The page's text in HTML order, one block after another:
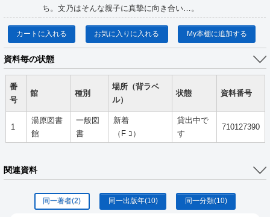
ち。文乃はそんな親子に真摯に向き合い…。
カートに入れる お気に入りに入れる My本棚に追加する
資料毎の状態
番
号
館 種別
場所（背ラベ
ル）
状態 資料番号
1
湯原図書
館
一般図
書
新着
（F ｺ）
貸出中で
す
710127390
関連資料
同一著者(2) 同一出版年(10) 同一分類(10)